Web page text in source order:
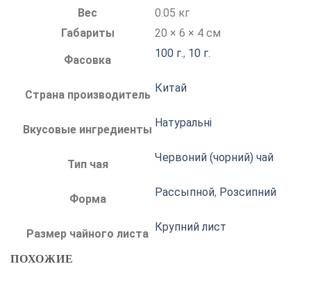
Вес
0.05 кг
Габариты
20 × 6 × 4 см
Фасовка
100 г., 10 г.
Страна производитель
Китай
Вкусовые ингредиенты
Натуральні
Тип чая
Червоний (чорний) чай
Форма
Рассыпной, Розсипний
Размер чайного листа
Крупний лист
ПОХОЖИЕ